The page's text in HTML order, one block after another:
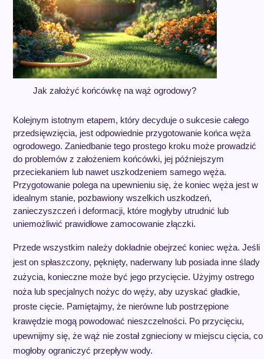
Jak założyć końcówkę na wąż ogrodowy?
Kolejnym istotnym etapem, który decyduje o sukcesie całego
przedsięwzięcia, jest odpowiednie przygotowanie końca węża
ogrodowego. Zaniedbanie tego prostego kroku może prowadzić
do problemów z założeniem końcówki, jej późniejszym
przeciekaniem lub nawet uszkodzeniem samego węża.
Przygotowanie polega na upewnieniu się, że koniec węża jest w
idealnym stanie, pozbawiony wszelkich uszkodzeń,
zanieczyszczeń i deformacji, które mogłyby utrudnić lub
uniemożliwić prawidłowe zamocowanie złączki.
Przede wszystkim należy dokładnie obejrzeć koniec węża. Jeśli
jest on spłaszczony, pęknięty, naderwany lub posiada inne ślady
zużycia, konieczne może być jego przycięcie. Użyjmy ostrego
noża lub specjalnych nożyc do węży, aby uzyskać gładkie,
proste cięcie. Pamiętajmy, że nierówne lub postrzępione
krawędzie mogą powodować nieszczelności. Po przycięciu,
upewnijmy się, że wąż nie został zgnieciony w miejscu cięcia, co
mogłoby ograniczyć przepływ wody.